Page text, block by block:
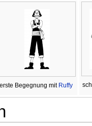
erste Begegnung mit Ruffy